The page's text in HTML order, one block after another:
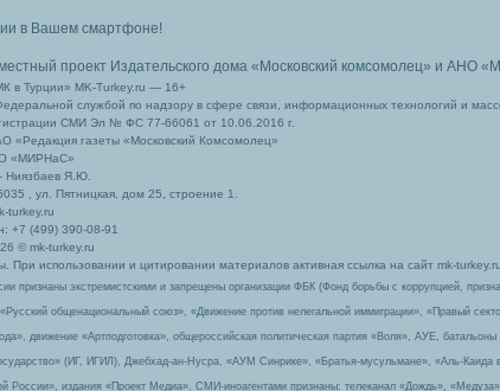
в Вашем смартфоне!
проект Издательского дома «Московский комсомолец» и АНО
в Турции» MK-Turkey.ru — 16+
службой по надзору в сфере связи, информационных технологий и
СМИ Эл № ФС 77-66061 от 10.06.2016 г.
«Редакция газеты «Московский Комсомолец»
«МИРНаС»
Ниязбаев Я.Ю.
, ул. Пятницкая, дом 25, строение 1.
turkey.ru
+7 (499) 390-08-91
© mk-turkey.ru
При использовании и цитировании материалов активная ссылка на сайт mk-
признаны экстремистскими и запрещены организации ФБК (Фонд борьбы с коррупцией,
общенациональный союз», «Движение против нелегальной иммиграции», «Правый
движение «Артподготовка», общероссийская политическая партия «Воля», АУЕ,
(ИГ, ИГИЛ), Джебхад-ан-Нусра, «АУМ Синрике», «Братья-мусульмане», «Аль-
России», издания «Проект Медиа». СМИ-иноагентами признаны: телеканал «Дождь»,